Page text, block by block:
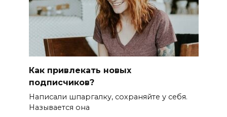
Как привлекать новых
подписчиков?
Написали шпаргалку, сохраняйте у себя.
Называется она